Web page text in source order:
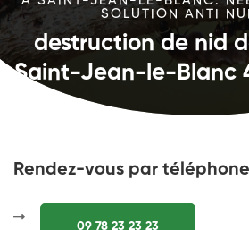
SOLUTION ANTI
destruction de nid
Saint-Jean-le-Blanc
Rendez-vous par téléphone
09 78 23 23 23